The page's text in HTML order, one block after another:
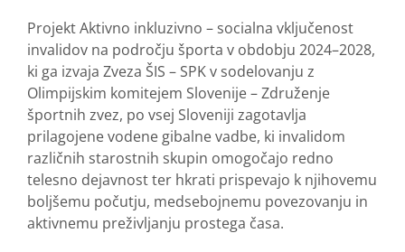
Projekt Aktivno inkluzivno – socialna vključenost
invalidov na področju športa v obdobju 2024–2028,
ki ga izvaja Zveza ŠIS – SPK v sodelovanju z
Olimpijskim komitejem Slovenije – Združenje
športnih zvez, po vsej Sloveniji zagotavlja
prilagojene vodene gibalne vadbe, ki invalidom
različnih starostnih skupin omogočajo redno
telesno dejavnost ter hkrati prispevajo k njihovemu
boljšemu počutju, medsebojnemu povezovanju in
aktivnemu preživljanju prostega časa.